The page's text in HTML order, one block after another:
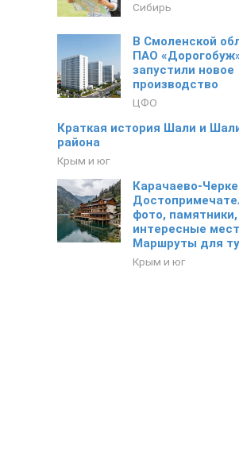
Сибирь
В Смоленской
ПАО
запустили новое
производство
ЦФО
Краткая история Шали и
района
Крым и юг
Карачаево-
фото, памятники,
интересные
Маршруты для
Крым и юг